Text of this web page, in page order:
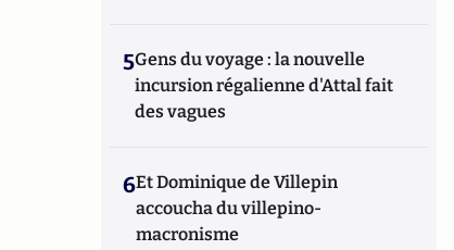
5Gens du voyage : la nouvelle
incursion régalienne d'Attal fait
des vagues
6Et Dominique de Villepin
accoucha du villepino-
macronisme